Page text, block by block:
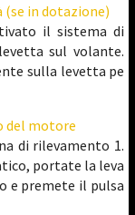
in dotazione)
il sistema di
sul volante.
sulla levetta pe
del motore
di rilevamento 1.
portate la leva
e premete il pulsa